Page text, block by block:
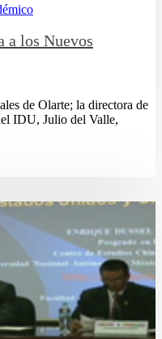
a los Nuevos
de Olarte; la directora de
IDU, Julio del Valle,